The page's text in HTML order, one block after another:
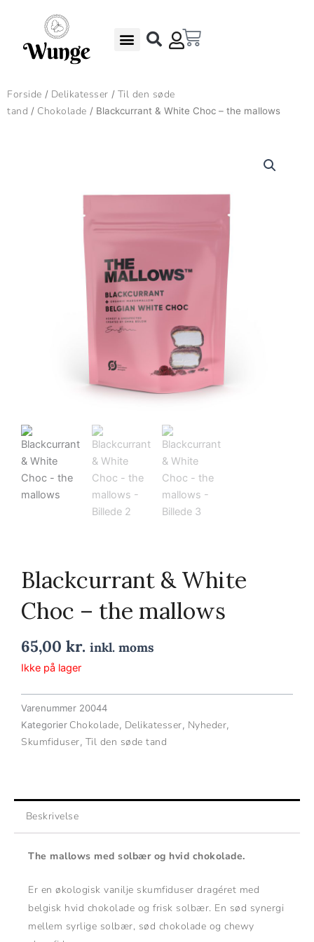
Kurv
Forside / Delikatesser / Til den søde
tand / Chokolade / Blackcurrant & White Choc – the mallows
Blackcurrant & White
Choc – the mallows
65,00 kr. inkl. moms
Ikke på lager
Varenummer 20044
Kategorier Chokolade Delikatesser Nyheder
Skumfiduser Til den søde tand
Beskrivelse
The mallows med solbær og hvid chokolade.
Er en økologisk vanilje skumfiduser dragéret med
belgisk hvid chokolade og frisk solbær. En sød synergi
mellem syrlige solbær, sød chokolade og chewy